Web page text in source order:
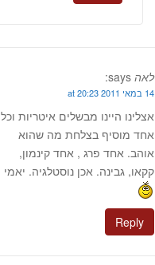
לאה says:
14 במאי 2011 at 20:23
אצלינו היינו מבשלים איטריות וכל
אחד מוסיף בצלחת מה שהוא
אוהב. אחד פרג , אחד קינמון,
קקאו, גבינה. אכן נוסטלגיה. יאמי
Reply